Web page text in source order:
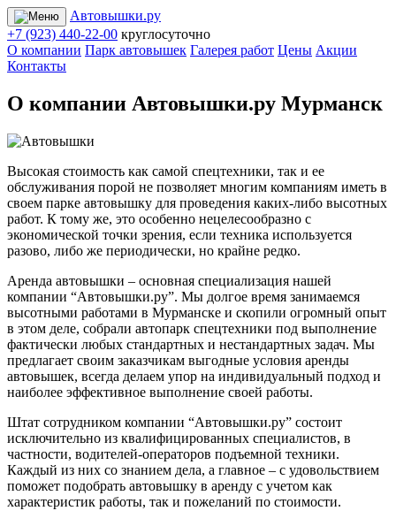
Автовышки.ру
+7 (923) 440-22-00 круглосуточно
О компании Парк автовышек Галерея работ Цены Акции
Контакты
О компании Автовышки.ру Мурманск
Высокая стоимость как самой спецтехники, так и ее
обслуживания порой не позволяет многим компаниям иметь в
своем парке автовышку для проведения каких-либо высотных
работ. К тому же, это особенно нецелесообразно с
экономической точки зрения, если техника используется
разово, либо же периодически, но крайне редко.
Аренда автовышки – основная специализация нашей
компании “Автовышки.ру”. Мы долгое время занимаемся
высотными работами в Мурманске и скопили огромный опыт
в этом деле, собрали автопарк спецтехники под выполнение
фактически любых стандартных и нестандартных задач. Мы
предлагает своим заказчикам выгодные условия аренды
автовышек, всегда делаем упор на индивидуальный подход и
наиболее эффективное выполнение своей работы.
Штат сотрудником компании “Автовышки.ру” состоит
исключительно из квалифицированных специалистов, в
частности, водителей-операторов подъемной техники.
Каждый из них со знанием дела, а главное – с удовольствием
поможет подобрать автовышку в аренду с учетом как
характеристик работы, так и пожеланий по стоимости.